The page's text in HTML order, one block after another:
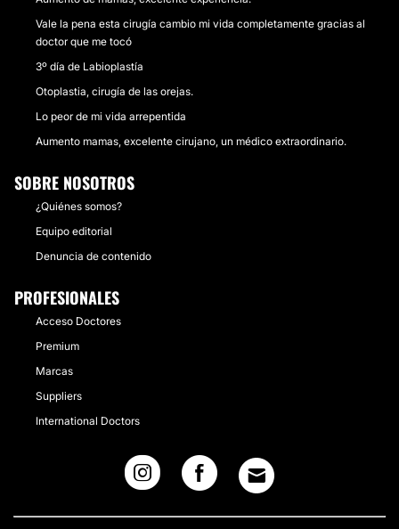
Vale la pena esta cirugía cambio mi vida completamente gracias al
doctor que me tocó
3º día de Labioplastía
Otoplastia, cirugía de las orejas.
Lo peor de mi vida arrepentida
Aumento mamas, excelente cirujano, un médico extraordinario.
SOBRE NOSOTROS
¿Quiénes somos?
Equipo editorial
Denuncia de contenido
PROFESIONALES
Acceso Doctores
Premium
Marcas
Suppliers
International Doctors